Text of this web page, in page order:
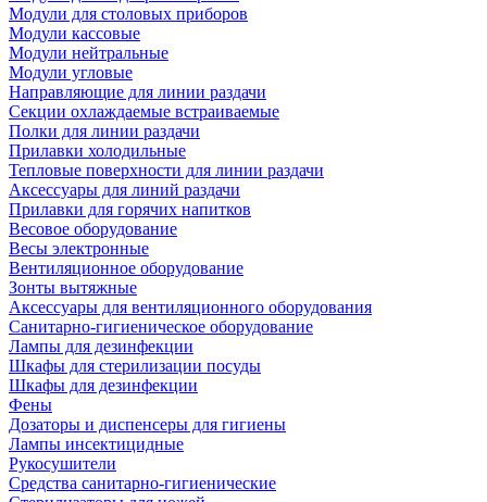
Модули для столовых приборов
Модули кассовые
Модули нейтральные
Модули угловые
Направляющие для линии раздачи
Секции охлаждаемые встраиваемые
Полки для линии раздачи
Прилавки холодильные
Тепловые поверхности для линии раздачи
Аксессуары для линий раздачи
Прилавки для горячих напитков
Весовое оборудование
Весы электронные
Вентиляционное оборудование
Зонты вытяжные
Аксессуары для вентиляционного оборудования
Санитарно-гигиеническое оборудование
Лампы для дезинфекции
Шкафы для стерилизации посуды
Шкафы для дезинфекции
Фены
Дозаторы и диспенсеры для гигиены
Лампы инсектицидные
Рукосушители
Средства санитарно-гигиенические